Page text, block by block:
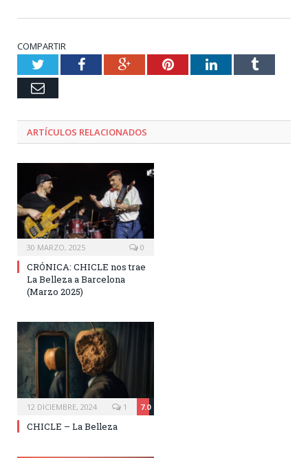
COMPARTIR
TwitterFacebookGoogle+PinterestLinkedInTumblr
Email
ARTÍCULOS RELACIONADOS
30 MARZO, 2025 0
CRÓNICA: CHICLE nos trae
La Belleza a Barcelona
(Marzo 2025)
12 DICIEMBRE, 2024 7.0
1
CHICLE – La Belleza